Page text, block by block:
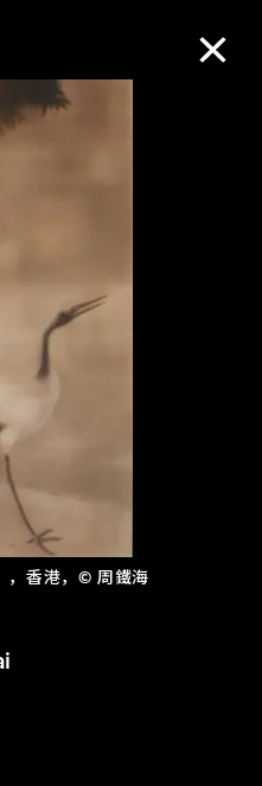
，香港，© 周鐵海
品
二十一世纪视觉